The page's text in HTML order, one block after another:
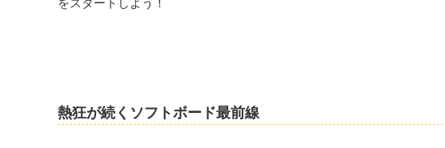
熱狂が続くソフトボード最前線